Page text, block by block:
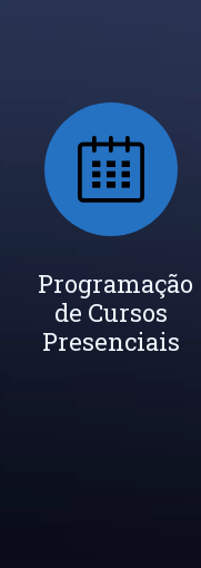
Seja um
Instrutor
Programação
de Cursos
Presenciais